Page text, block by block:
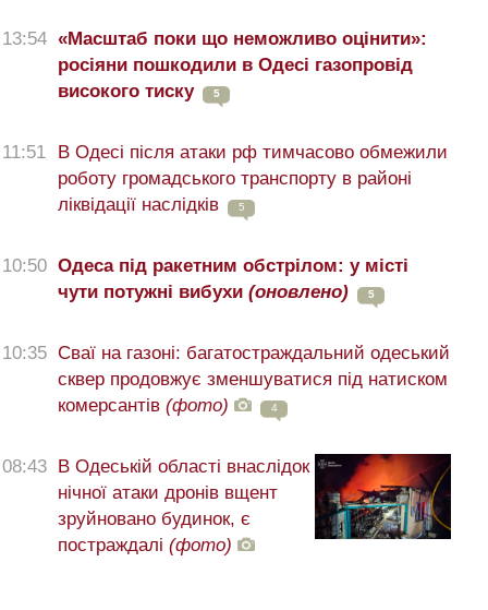
13:54 «Масштаб поки що неможливо оцінити»:
росіяни пошкодили в Одесі газопровід
високого тиску
5
11:51
В Одесі після атаки рф тимчасово обмежили
роботу громадського транспорту в районі
ліквідації наслідків
5
10:50 Одеса під ракетним обстрілом: у місті
чути потужні вибухи (оновлено) 5
10:35 Сваї на газоні: багатостраждальний одеський
сквер продовжує зменшуватися під натиском
комерсантів (фото) 4
08:43
В Одеській області внаслідок
нічної атаки дронів вщент
зруйновано будинок, є
постраждалі (фото)